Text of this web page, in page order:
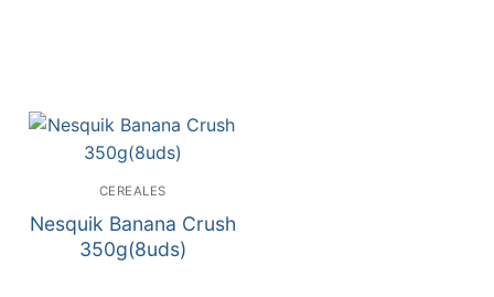
CEREALES
Nesquik Banana Crush
350g(8uds)